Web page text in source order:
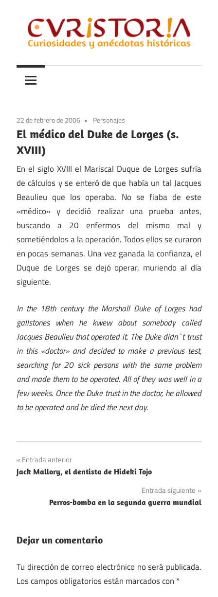
contenido
Curistoria
y
anécdotas
historia
22 de febrero de 2006 Personajes
El médico del Duke de Lorges (s.
XVIII)
En el siglo XVIII el Mariscal Duque de Lorges sufría
de cálculos y se enteró de que había un tal Jacques
Beaulieu que los operaba. No se fiaba de este
«médico» y decidió realizar una prueba antes,
buscando a 20 enfermos del mismo mal y
sometiéndolos a la operación. Todos ellos se curaron
en pocas semanas. Una vez ganada la confianza, el
Duque de Lorges se dejó operar, muriendo al día
siguiente.
In the 18th century the Marshall Duke of Lorges had
gallstones when he kwew about somebody called
Jacques Beaulieu that operated it. The Duke didn`t trust
in this «doctor» and decided to make a previous test,
searching for 20 sick persons with the same problem
and made them to be operated. All of they was well in a
few weeks. Once the Duke trust in the doctor, he allowed
to be operated and he died the next day.
Navegación
de
entradas
Entrada anterior
Jack Mallory, el dentista de Hideki Tojo
Entrada siguiente
Perros-bomba en la segunda guerra mundial
Dejar un comentario
Tu dirección de correo electrónico no será publicada.
Los campos obligatorios están marcados con *